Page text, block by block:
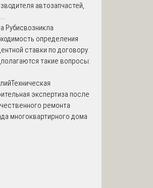
автозапчастей,
Рубисвозникла
определения
ставки по договору.
такие вопросы:
Техническая
экспертиза после
ремонта
многоквартирного дома